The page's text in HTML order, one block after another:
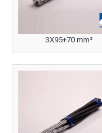
3X95+70 mm²